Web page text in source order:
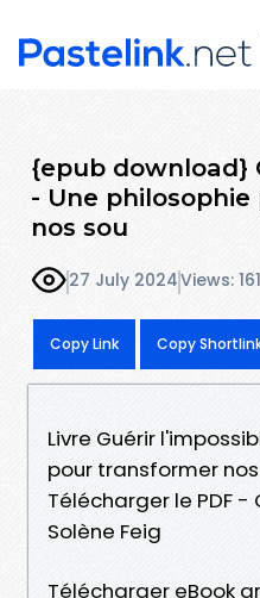
{epub download}
- Une
nos sou
27 July 2024Views: 161
Copy Link Copy
Livre Guérir
pour transformer
Télécharger le PDF -
Solène Feig
Télécharger eBook